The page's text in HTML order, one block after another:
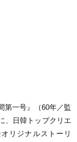
第一号』（60年／監
、日韓トップクリエ
リジナルストーリ